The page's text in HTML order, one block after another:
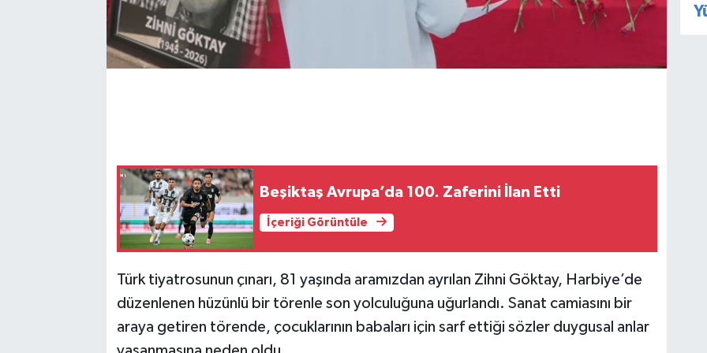
Beşiktaş Avrupa’da 100. Zaferini İlan Etti
İçeriği Görüntüle
Türk tiyatrosunun çınarı, 81 yaşında aramızdan ayrılan Zihni Göktay, Harbiye’de
düzenlenen hüzünlü bir törenle son yolculuğuna uğurlandı. Sanat camiasını bir
araya getiren törende, çocuklarının babaları için sarf ettiği sözler duygusal anlar